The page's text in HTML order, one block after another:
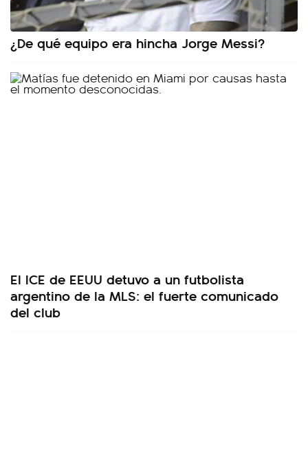
¿De qué equipo era hincha Jorge Messi?
El ICE de EEUU detuvo a un futbolista
argentino de la MLS: el fuerte comunicado
del club